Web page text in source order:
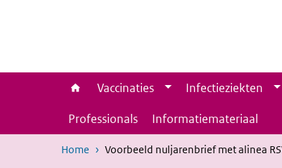
Vaccinaties Infectieziekten
Professionals
Informatiemateriaal
Home Voorbeeld nuljarenbrief met alinea